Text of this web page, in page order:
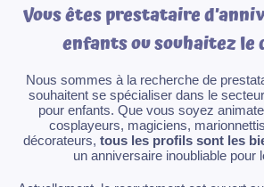
Vous êtes prestataire
enfants ou souhaitez le
Nous sommes à la recherche de
souhaitent se spécialiser dans le
pour enfants. Que vous soyez
cosplayeurs, magiciens,
décorateurs, tous les profils sont les
un anniversaire inoubliable pour